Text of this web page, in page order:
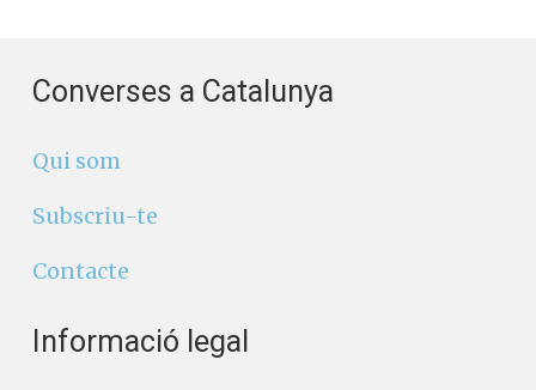
Converses a Catalunya
Qui som
Subscriu-te
Contacte
Informació legal